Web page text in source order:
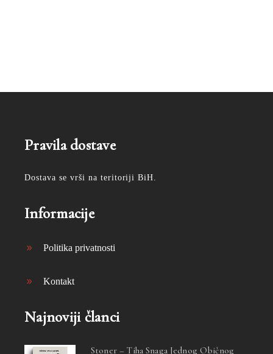
Pravila dostave
Dostava se vrši na teritoriji BiH.
Informacije
Politika privatnosti
Kontakt
Najnoviji članci
Stoner – Tiha Snaga Jednog Običnog